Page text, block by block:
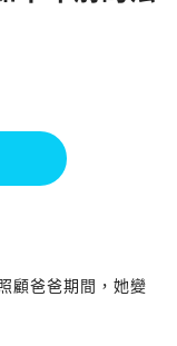
顧爸爸期間，她變